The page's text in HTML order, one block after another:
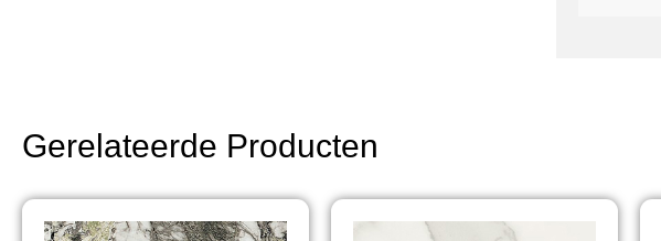
Gerelateerde Producten